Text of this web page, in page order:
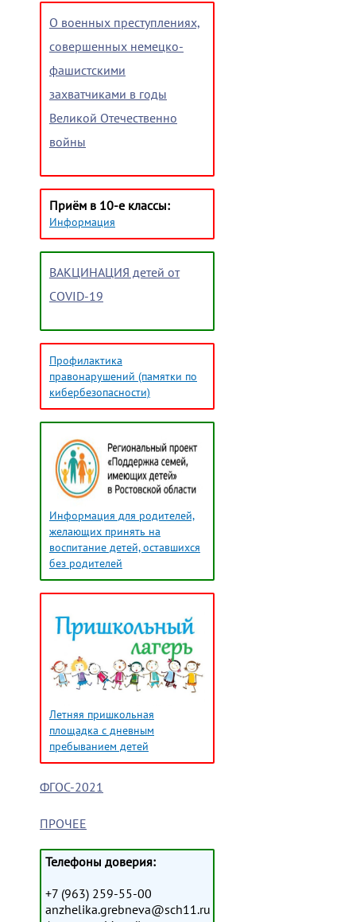
О военных преступлениях,
совершенных немецко-
фашистскими
захватчиками в годы
Великой Отечественно
войны
Приём в 10-е классы:
Информация
ВАКЦИНАЦИЯ детей от
COVID-19
Профилактика
правонарушений (памятки по
кибербезопасности)
Информация для родителей,
желающих принять на
воспитание детей, оставшихся
без родителей
Летняя пришкольная
площадка с дневным
пребыванием детей
ФГОС-2021
ПРОЧЕЕ
Телефоны доверия:
+7 (963) 259-55-00
anzhelika.grebneva@sch11.ru